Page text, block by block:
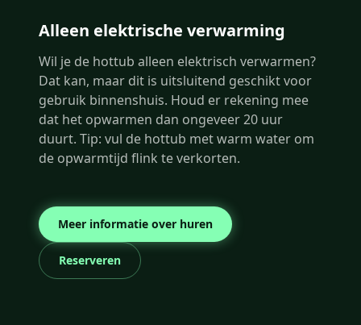
Alleen elektrische verwarming
Wil je de hottub alleen elektrisch verwarmen?
Dat kan, maar dit is uitsluitend geschikt voor
gebruik binnenshuis. Houd er rekening mee
dat het opwarmen dan ongeveer 20 uur
duurt. Tip: vul de hottub met warm water om
de opwarmtijd flink te verkorten.
Meer informatie over huren
Reserveren